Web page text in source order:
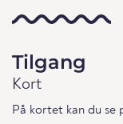
Tilgang
Kort
På kortet kan du se